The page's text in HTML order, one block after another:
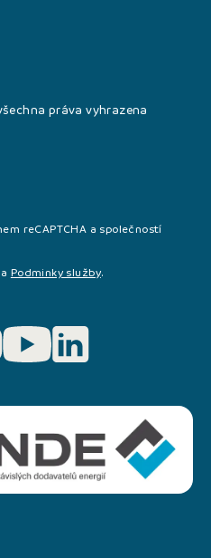
práva vyhrazena
reCAPTCHA a společností
a Podminky služby.